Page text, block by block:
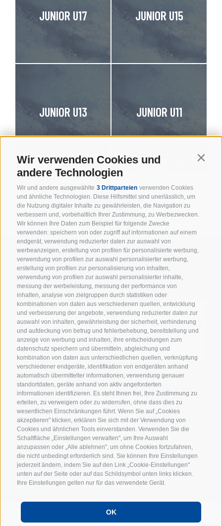
Wir verwenden Cookies und
andere Technologien
Wir und andere ausgewählte 3 Drittparteien verwenden Cookies
und ähnliche Technologien. Diese Hilfsmittel sind unerlässlich, um
die Nutzung digitaler Inhalte zu gewährleisten, die Navigation zu
verbessern und, vorbehaltlich Ihrer Zustimmung, zu Werbezwecken.
Wir können Ihre Daten zum Beispiel für folgende Zwecke
verwenden: speichern von oder zugriff auf informationen auf einem
endgerät, verwendung reduzierter daten zur auswahl von
werbeanzeigen, erstellung von profilen für personalisierte werbung,
verwendung von profilen zur auswahl personalisierter werbung,
erstellung von profilen zur personalisierung von inhalten,
verwendung von profilen zur auswahl personalisierter inhalte,
messung der werbeleistung, messung der performance von
inhalten, analyse von zielgruppen durch statistiken oder
kombinationen von daten aus verschiedenen quellen, entwicklung
und verbesserung der angebote, verwendung reduzierter daten zur
auswahl von inhalten, gewährleistung der sicherheit, verhinderung
und aufdeckung von betrug und fehlerbehebung, bereitstellung und
anzeige von werbung und inhalten, ihre entscheidungen zum
datenschutz speichern und übermitteln, abgleichung und
kombination von daten aus unterschiedlichen quellen, verknüpfung
verschiedener endgeräte, identifikation von endgeräten anhand
automatisch übermittelter informationen, verwendung genauer
standortdaten, geräte anhand von aktiv angeforderten
informationen identifizieren. Es steht Ihnen frei, Ihre Zustimmung zu
erteilen, zu verweigern oder zu widerrufen, ohne dass dies zu
wesentlichen Einschränkungen führt. Wenn Sie auf „Cookies
akzeptieren" klicken, erklären Sie sich mit der Verwendung von
Cookies und ähnlichen Tools einverstanden. Verwenden Sie die
Schaltfläche „Einstellungen verwalten", um Ihre Auswahl
anzupassen oder „Alle ablehnen", um ohne Cookies fortzufahren,
die nicht unbedingt erforderlich sind. Sie können Ihre Einstellungen
jederzeit ändern, indem Sie auf den Link „Cookie-Einstellungen"
unten auf der Seite oder auf das Schildsymbol unten links klicken.
Ihre Einstellungen gelten nur für das verwendete Gerät.
OK
JUNIOR U17 JUNIOR U15
JUNIOR U13 JUNIOR U11
JUNIOR U9 JUNIOR U7
PARTNER DER BRONCOS JUNIOR
SUPPORTER DER JUNIOREN
POWERED BY